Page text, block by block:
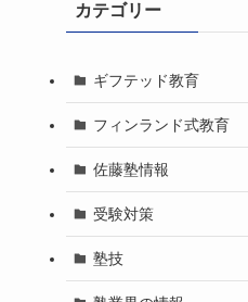
カテゴリー
ギフテッド教育
フィンランド式教育
佐藤塾情報
受験対策
塾技